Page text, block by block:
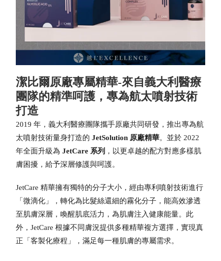
潔比爾原廠專屬精華-來自義大利醫療
團隊的精準呵護，專為航太噴射技術
打造
2019 年，義大利醫療團隊攜手原廠共同研發，推出專為航
太噴射技術量身打造的JetSolution 原廠精華。並於 2022
年全面升級為JetCare 系列 ，以更卓越的配方對應多樣肌
膚困擾，給予深層修護與呵護。
JetCare 精華擁有獨特的分子大小，經由專利噴射技術進行
「微滴化」，轉化為比髮絲還細的霧化分子，能高效滲透
至肌膚深層，喚醒肌底活力，為肌膚注入健康能量。此
外，JetCare 根據不同膚況提供多種精華複方選擇，實現真
正「客製化療程」，滿足每一種肌膚的專屬需求。